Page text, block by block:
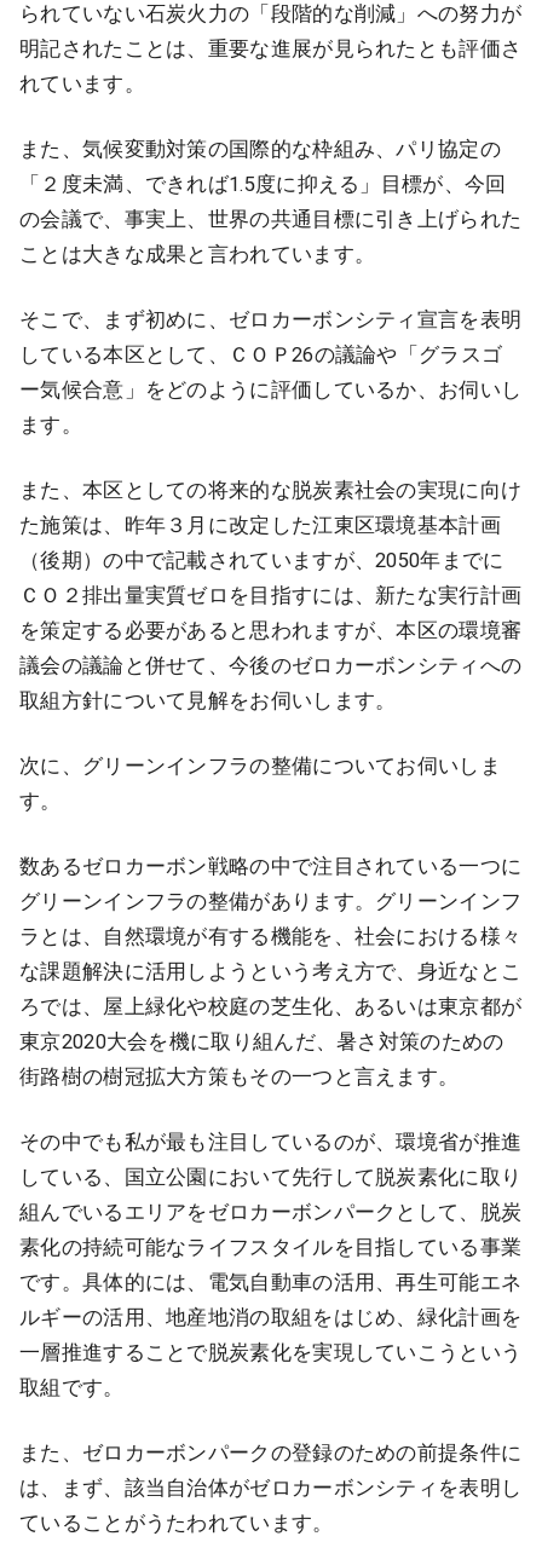
られていない石炭火力の「段階的な削減」への努力が
明記されたことは、重要な進展が見られたとも評価さ
れています。
また、気候変動対策の国際的な枠組み、パリ協定の
「２度未満、できれば1.5度に抑える」目標が、今回
の会議で、事実上、世界の共通目標に引き上げられた
ことは大きな成果と言われています。
そこで、まず初めに、ゼロカーボンシティ宣言を表明
している本区として、ＣＯＰ26の議論や「グラスゴ
ー気候合意」をどのように評価しているか、お伺いし
ます。
また、本区としての将来的な脱炭素社会の実現に向け
た施策は、昨年３月に改定した江東区環境基本計画
（後期）の中で記載されていますが、2050年までに
ＣＯ２排出量実質ゼロを目指すには、新たな実行計画
を策定する必要があると思われますが、本区の環境審
議会の議論と併せて、今後のゼロカーボンシティへの
取組方針について見解をお伺いします。
次に、グリーンインフラの整備についてお伺いしま
す。
数あるゼロカーボン戦略の中で注目されている一つに
グリーンインフラの整備があります。グリーンインフ
ラとは、自然環境が有する機能を、社会における様々
な課題解決に活用しようという考え方で、身近なとこ
ろでは、屋上緑化や校庭の芝生化、あるいは東京都が
東京2020大会を機に取り組んだ、暑さ対策のための
街路樹の樹冠拡大方策もその一つと言えます。
その中でも私が最も注目しているのが、環境省が推進
している、国立公園において先行して脱炭素化に取り
組んでいるエリアをゼロカーボンパークとして、脱炭
素化の持続可能なライフスタイルを目指している事業
です。具体的には、電気自動車の活用、再生可能エネ
ルギーの活用、地産地消の取組をはじめ、緑化計画を
一層推進することで脱炭素化を実現していこうという
取組です。
また、ゼロカーボンパークの登録のための前提条件に
は、まず、該当自治体がゼロカーボンシティを表明し
ていることがうたわれています。